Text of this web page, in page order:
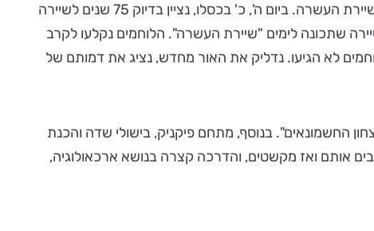
בין חנוכה של אז לחנוכה של היום, יש קו מחבר: המאבק למדינה יהודית חופשית. לכן לקחנו על עצמנו לזכור ולהזכיר גם את שיירת העשרה. ביום ה', כ' בכסלו, נציין בדיוק 75 שנים לשיירה
שתכונה לימים "שיירת העשרה". הלוחמים נקלעו לקרב
לא הגיעו. נדליק את האור מחדש, נציג את דמותם של
החשמונאים". בנוסף, מתחם פיקניק, בישולי שדה והכנת
אותם ואז מקשטים, והדרכה קצרה בנושא ארכאולוגיה,